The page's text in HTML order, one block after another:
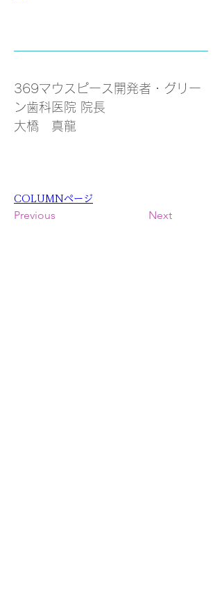
369マウスピース開発者・グリー
ン歯科医院 院長
大橋　真龍
COLUMNページ
Previous Next